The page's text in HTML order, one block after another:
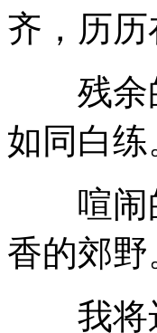
齐，历历
残余的
如同白练
喧闹的
香的郊野
我将远